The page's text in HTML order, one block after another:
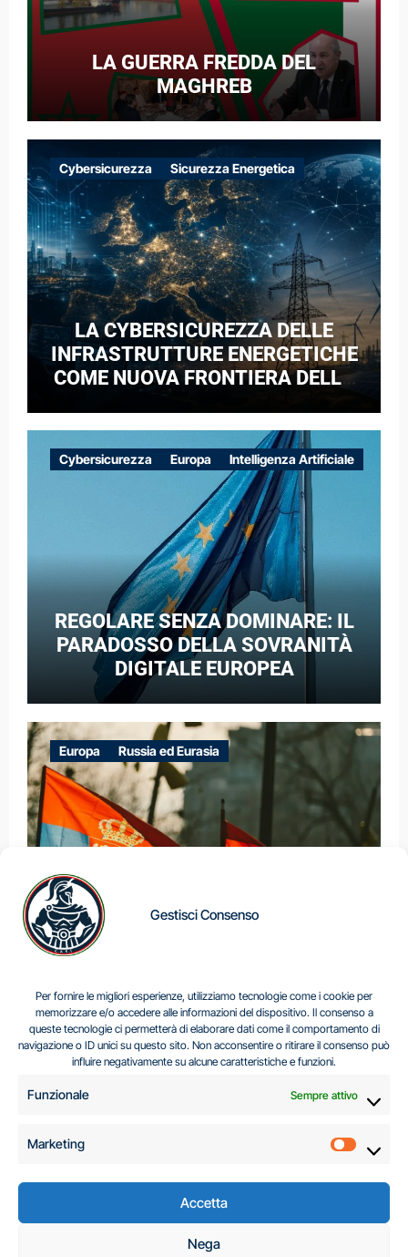
Gestisci Consenso
Per fornire le migliori esperienze, utilizziamo tecnologie come i cookie per
memorizzare e/o accedere alle informazioni del dispositivo. Il consenso a
queste tecnologie ci permetterà di elaborare dati come il comportamento di
navigazione o ID unici su questo sito. Non acconsentire o ritirare il consenso può
influire negativamente su alcune caratteristiche e funzioni.
Funzionale Sempre attivo
Marketing
Accetta
Nega
LA GUERRA FREDDA DEL
MAGHREB
Cybersicurezza Sicurezza Energetica
LA CYBERSICUREZZA DELLE
INFRASTRUTTURE ENERGETICHE
COME NUOVA FRONTIERA DELLA
CASO DELLE RETI ELETTRICHE
EUROPEE NEL CONTESTO DELLA
GUERRA IBRIDA
Cybersicurezza Europa Intelligenza Artificiale
REGOLARE SENZA DOMINARE: IL
PARADOSSO DELLA SOVRANITÀ
DIGITALE EUROPEA
Europa Russia ed Eurasia
Centro Analisi e Studi Italus © Tutti i diritti riservati
C.A.S.I. – Centro